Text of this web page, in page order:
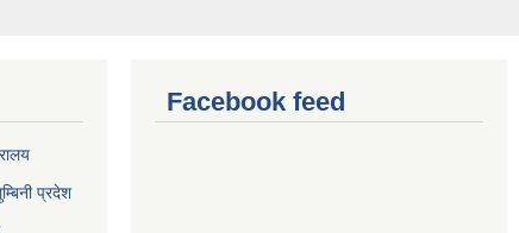
प्रदेश
Facebook feed